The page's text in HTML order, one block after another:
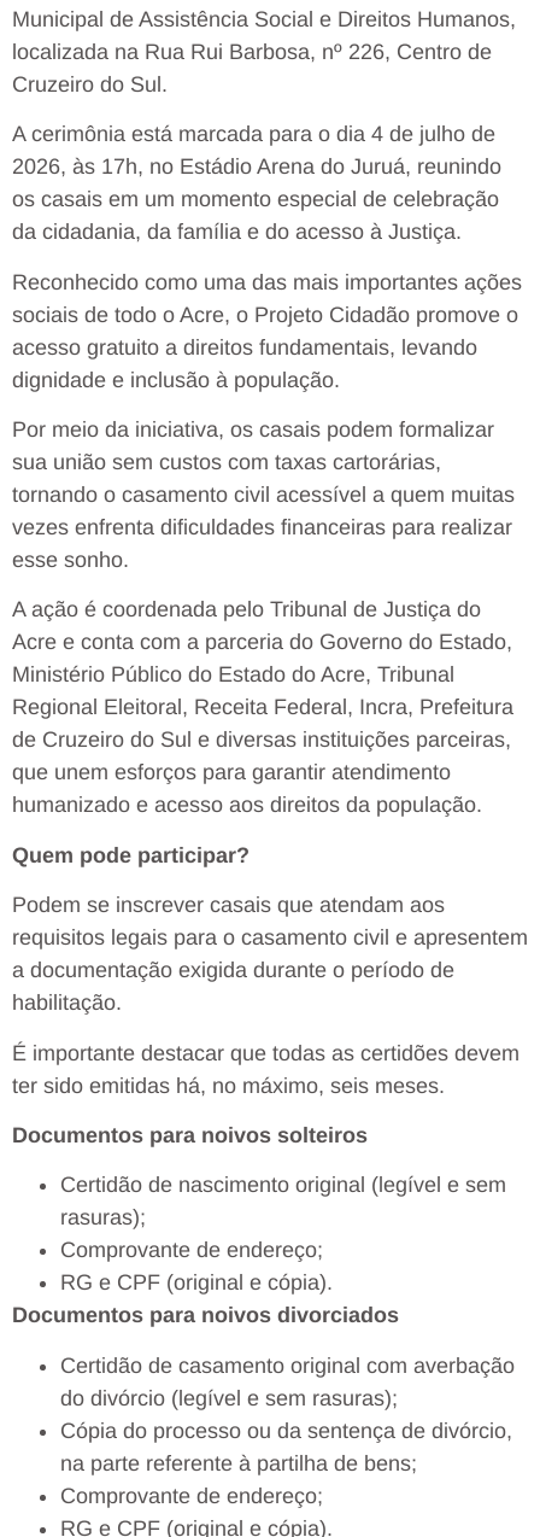
Municipal de Assistência Social e Direitos Humanos,
localizada na Rua Rui Barbosa, nº 226, Centro de
Cruzeiro do Sul.
A cerimônia está marcada para o dia 4 de julho de
2026, às 17h, no Estádio Arena do Juruá, reunindo
os casais em um momento especial de celebração
da cidadania, da família e do acesso à Justiça.
Reconhecido como uma das mais importantes ações
sociais de todo o Acre, o Projeto Cidadão promove o
acesso gratuito a direitos fundamentais, levando
dignidade e inclusão à população.
Por meio da iniciativa, os casais podem formalizar
sua união sem custos com taxas cartorárias,
tornando o casamento civil acessível a quem muitas
vezes enfrenta dificuldades financeiras para realizar
esse sonho.
A ação é coordenada pelo Tribunal de Justiça do
Acre e conta com a parceria do Governo do Estado,
Ministério Público do Estado do Acre, Tribunal
Regional Eleitoral, Receita Federal, Incra, Prefeitura
de Cruzeiro do Sul e diversas instituições parceiras,
que unem esforços para garantir atendimento
humanizado e acesso aos direitos da população.
Quem pode participar?
Podem se inscrever casais que atendam aos
requisitos legais para o casamento civil e apresentem
a documentação exigida durante o período de
habilitação.
É importante destacar que todas as certidões devem
ter sido emitidas há, no máximo, seis meses.
Documentos para noivos solteiros
Certidão de nascimento original (legível e sem
rasuras);
Comprovante de endereço;
RG e CPF (original e cópia).
Documentos para noivos divorciados
Certidão de casamento original com averbação
do divórcio (legível e sem rasuras);
Cópia do processo ou da sentença de divórcio,
na parte referente à partilha de bens;
Comprovante de endereço;
RG e CPF (original e cópia).